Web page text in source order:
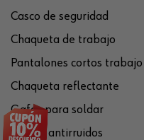
Casco de seguridad
Chaqueta de trabajo
Pantalones cortos trabajo
Chaqueta reflectante
Gafas para soldar
Cascos antirruidos